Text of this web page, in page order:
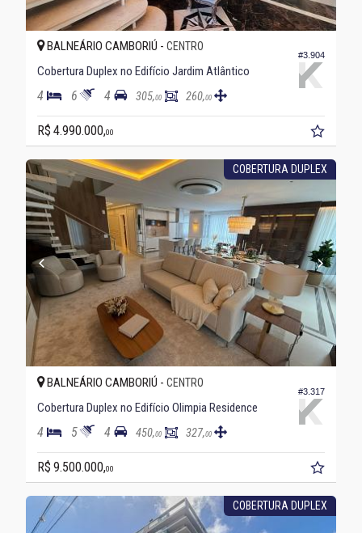
#3.904
BALNEÁRIO CAMBORIÚ - CENTRO
Cobertura Duplex no Edifício Jardim Atlântico
4 6 4 305,00 260,00
R$ 4.990.000,00
COBERTURA DUPLEX
#3.317
BALNEÁRIO CAMBORIÚ - CENTRO
Cobertura Duplex no Edifício Olimpia Residence
4 5 4 450,00 327,00
R$ 9.500.000,00
COBERTURA DUPLEX